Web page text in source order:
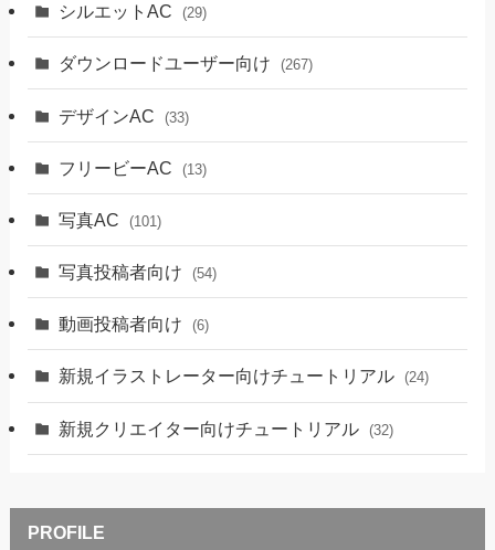
シルエットAC (29)
ダウンロードユーザー向け (267)
デザインAC (33)
フリービーAC (13)
写真AC (101)
写真投稿者向け (54)
動画投稿者向け (6)
新規イラストレーター向けチュートリアル (24)
新規クリエイター向けチュートリアル (32)